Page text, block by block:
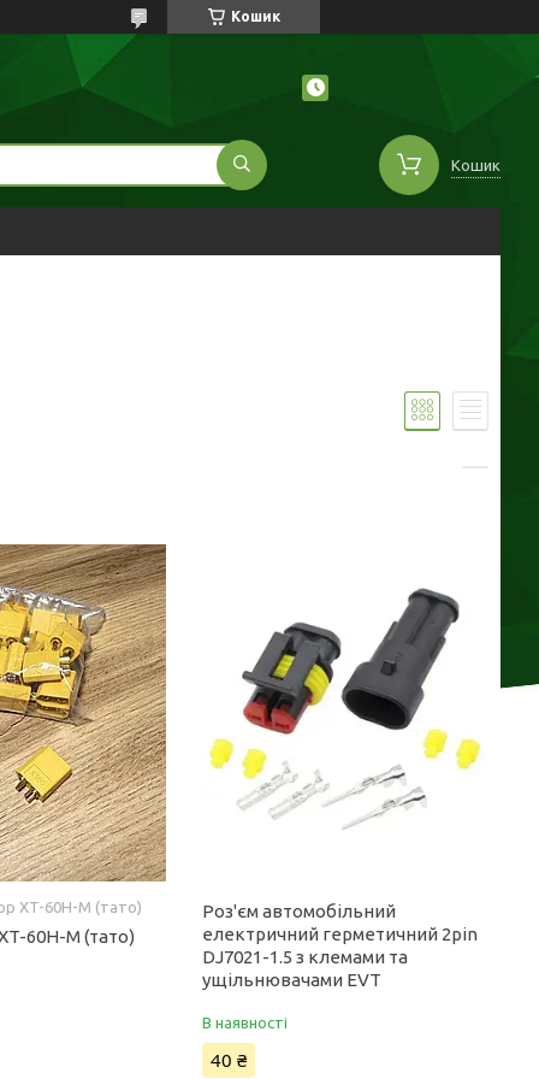
Кошик
Кошик
XT-60H-M (тато)
60H-M (тато)
Роз'єм автомобільний
електричний герметичний 2pin
DJ7021-1.5 з клемами та
ущільнювачами EVT
В наявності
40 ₴